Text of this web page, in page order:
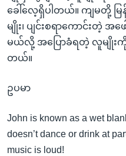
ခေါ်လေ့ရှိပါတယ်။ ကျမတို့ မြ
မျိုး၊ ပျင်းစရာကောင်းတဲ့ အ
မယ်လို့ အပြောခံရတဲ့ လူမျိုးကို
တယ်။
ဥပမာ
John is known as a wet
doesn’t dance or drink at
music is loud!